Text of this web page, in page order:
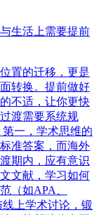
生活上需要提前
置的迁移，更是
转换。提前做好
不适，让你更快
渡需要系统规
一，学术思维的
准答案，而海外
期内，应有意识
文献，学习如何
（如APA、
上学术讨论，锻